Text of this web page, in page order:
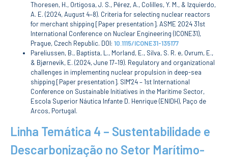
Thoresen, H., Ortigosa, J. S., Pérez, A., Colilles, Y. M., & Izquierdo,
A. E. (2024, August 4–8). Criteria for selecting nuclear reactors
for merchant shipping [Paper presentation]. ASME 2024 31st
International Conference on Nuclear Engineering (ICONE31),
Prague, Czech Republic. DOI: 10.1115/ICONE31-135177
Pareliussen, B., Baptista, L., Morland, E., Silva, S. R. e, Ovrum, E.,
& Bjørnevik, E. (2024, June 17–19). Regulatory and organizational
challenges in implementing nuclear propulsion in deep-sea
shipping [Paper presentation]. SIM'24 – 1st International
Conference on Sustainable Initiatives in the Maritime Sector,
Escola Superior Náutica Infante D. Henrique (ENIDH), Paço de
Arcos, Portugal.
Linha Temática 4 – Sustentabilidade e
Descarbonização no Setor Marítimo-